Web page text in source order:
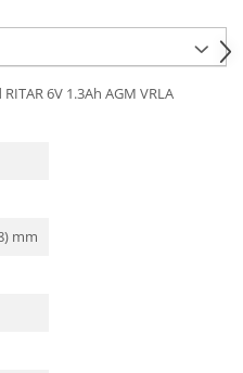
6V 1.3Ah AGM VRLA
mm